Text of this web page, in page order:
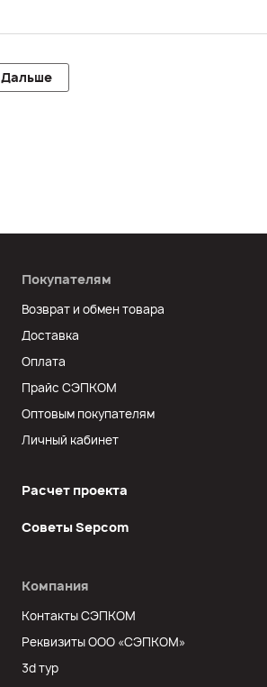
Дальше
Покупателям
Возврат и обмен товара
Доставка
Оплата
Прайс СЭПКОМ
Оптовым покупателям
Личный кабинет
Расчет проекта
Советы Sеpcom
Компания
Контакты СЭПКОМ
Реквизиты ООО «СЭПКОМ»
3d тур